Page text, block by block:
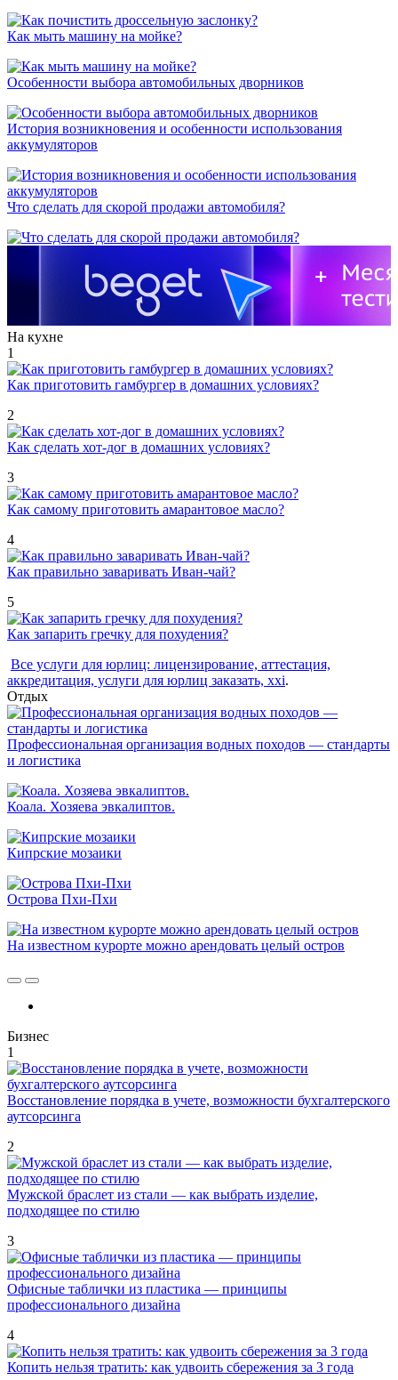
Как мыть машину на мойке?
Особенности выбора автомобильных дворников
История возникновения и особенности использования
аккумуляторов
Что сделать для скорой продажи автомобиля?
На кухне
1
Как приготовить гамбургер в домашних условиях?
2
Как сделать хот-дог в домашних условиях?
3
Как самому приготовить амарантовое масло?
4
Как правильно заваривать Иван-чай?
5
Как запарить гречку для похудения?
Все услуги для юрлиц: лицензирование, аттестация,
аккредитация, услуги для юрлиц заказать, xxi.
Отдых
Профессиональная организация водных походов — стандарты
и логистика
Коала. Хозяева эвкалиптов.
Кипрские мозаики
Острова Пхи-Пхи
На известном курорте можно арендовать целый остров
Бизнес
1
Восстановление порядка в учете, возможности бухгалтерского
аутсорсинга
2
Мужской браслет из стали — как выбрать изделие,
подходящее по стилю
3
Офисные таблички из пластика — принципы
профессионального дизайна
4
Копить нельзя тратить: как удвоить сбережения за 3 года